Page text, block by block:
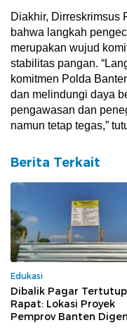
Diakhir, Dirreskrimsus
bahwa langkah
merupakan wujud
stabilitas pangan.
komitmen Polda
dan melindungi daya
pengawasan dan
namun tetap tegas,”
Berita Terkait
Edukasi
Dibalik Pagar Tertutup
Rapat: Lokasi Proyek
Pemprov Banten